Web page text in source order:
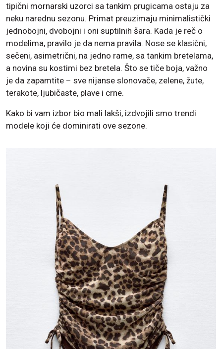
tipični mornarski uzorci sa tankim prugicama ostaju za
neku narednu sezonu. Primat preuzimaju minimalistički
jednobojni, dvobojni i oni suptilnih šara. Kada je reč o
modelima, pravilo je da nema pravila. Nose se klasični,
sečeni, asimetrični, na jedno rame, sa tankim bretelama,
a novina su kostimi bez bretela. Što se tiče boja, važno
je da zapamtite – sve nijanse slonovače, zelene, žute,
terakote, ljubičaste, plave i crne.
Kako bi vam izbor bio mali lakši, izdvojili smo trendi
modele koji će dominirati ove sezone.